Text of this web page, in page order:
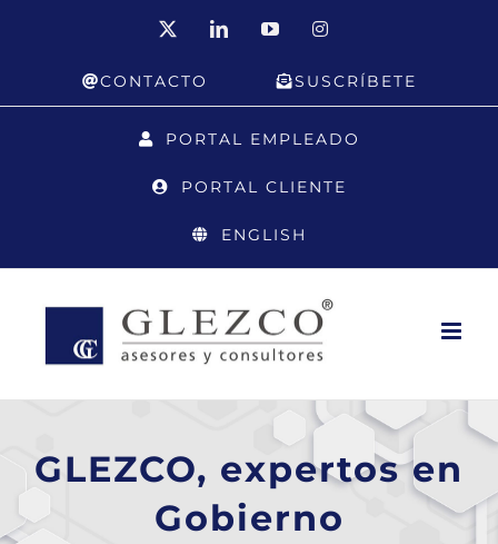
LinkedInYouTubeInstagram
CONTACTO SUSCRÍBETE
PORTAL EMPLEADO
PORTAL CLIENTE
ENGLISH
GLEZCO, expertos en
Gobierno